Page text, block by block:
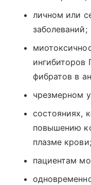
личном или
заболеваний;
ингибиторов
фибратов в
чрезмерном
состояниях,
повышению
плазме крови;
пациентам